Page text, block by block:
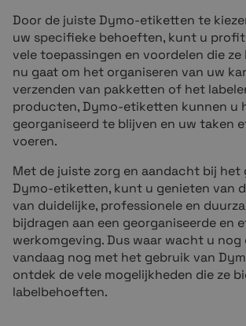
Door de juiste Dymo-etiketten te
uw specifieke behoeften, kunt u
vele toepassingen en voordelen die ze
nu gaat om het organiseren van uw
verzenden van pakketten of het
producten, Dymo-etiketten kunnen u
georganiseerd te blijven en uw taken
voeren.
Met de juiste zorg en aandacht bij het
Dymo-etiketten, kunt u genieten van
van duidelijke, professionele en
bijdragen aan een georganiseerde en
werkomgeving. Dus waar wacht u nog
vandaag nog met het gebruik van
ontdek de vele mogelijkheden die ze
labelbehoeften.